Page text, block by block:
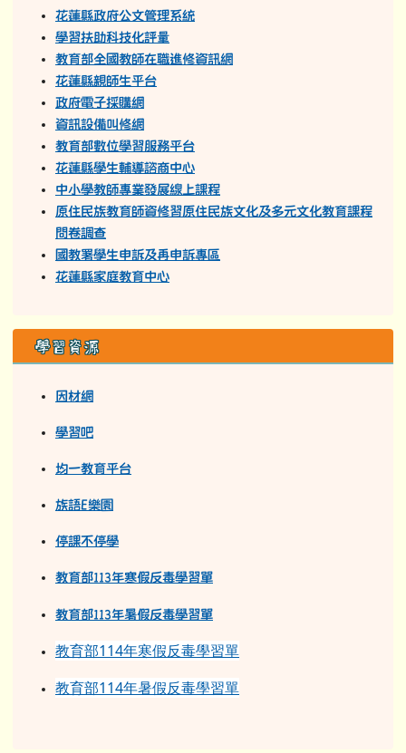
花蓮縣政府公文管理系統
學習扶助科技化評量
教育部全國教師在職進修資訊網
花蓮縣親師生平台
政府電子採購網
資訊設備叫修網
教育部數位學習服務平台
花蓮縣學生輔導諮商中心
中小學教師專業發展線上課程
原住民族教育師資修習原住民族文化及多元文化教育課程
問卷調查
國教署學生申訴及再申訴專區
花蓮縣家庭教育中心
學習資源
因材網
學習吧
均一教育平台
族語E樂園
停課不停學
教育部113年寒假反毒學習單
教育部113年暑假反毒學習單
教育部114年寒假反毒學習單
教育部114年暑假反毒學習單